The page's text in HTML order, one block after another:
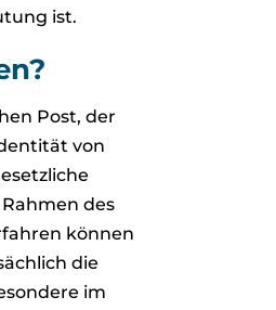
ist.
Post, der
von
des
können
die
im